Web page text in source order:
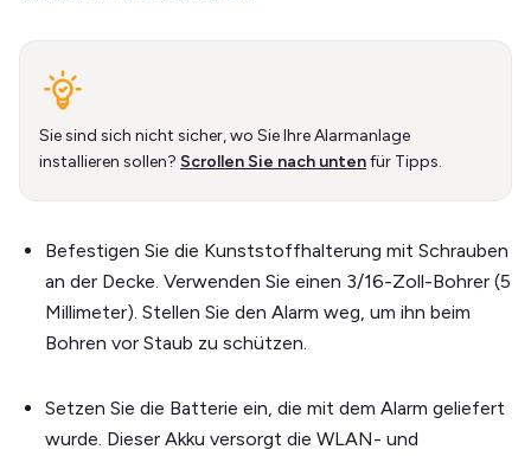
Sie sind sich nicht sicher, wo Sie Ihre Alarmanlage
installieren sollen? Scrollen Sie nach untenfür Tipps.
Befestigen Sie die Kunststoffhalterung mit Schrauben
an der Decke. Verwenden Sie einen 3/16-Zoll-Bohrer (5
Millimeter). Stellen Sie den Alarm weg, um ihn beim
Bohren vor Staub zu schützen.
Setzen Sie die Batterie ein, die mit dem Alarm geliefert
wurde. Dieser Akku versorgt die WLAN- und